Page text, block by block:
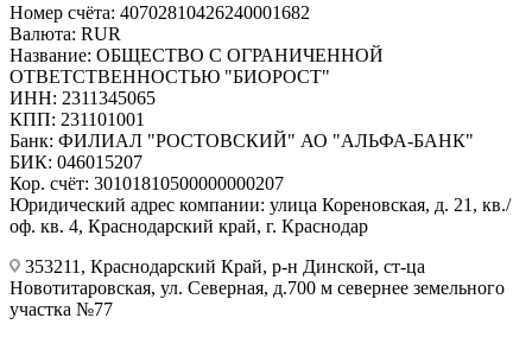
Номер счёта: 40702810426240001682
Валюта: RUR
Название: ОБЩЕСТВО С ОГРАНИЧЕННОЙ
ОТВЕТСТВЕННОСТЬЮ "БИОРОСТ"
ИНН: 2311345065
КПП: 231101001
Банк: ФИЛИАЛ "РОСТОВСКИЙ" АО "АЛЬФА-БАНК"
БИК: 046015207
Кор. счёт: 30101810500000000207
Юридический адрес компании: улица Кореновская, д. 21, кв./
оф. кв. 4, Краснодарский край, г. Краснодар
353211, Краснодарский Край, р-н Динской, ст-ца
Новотитаровская, ул. Северная, д.700 м севернее земельного
участка №77